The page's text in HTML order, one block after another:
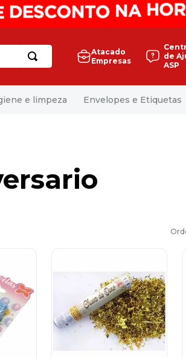
Atacado
Empresas
de
ASP
e limpeza Envelopes e Etiquetas